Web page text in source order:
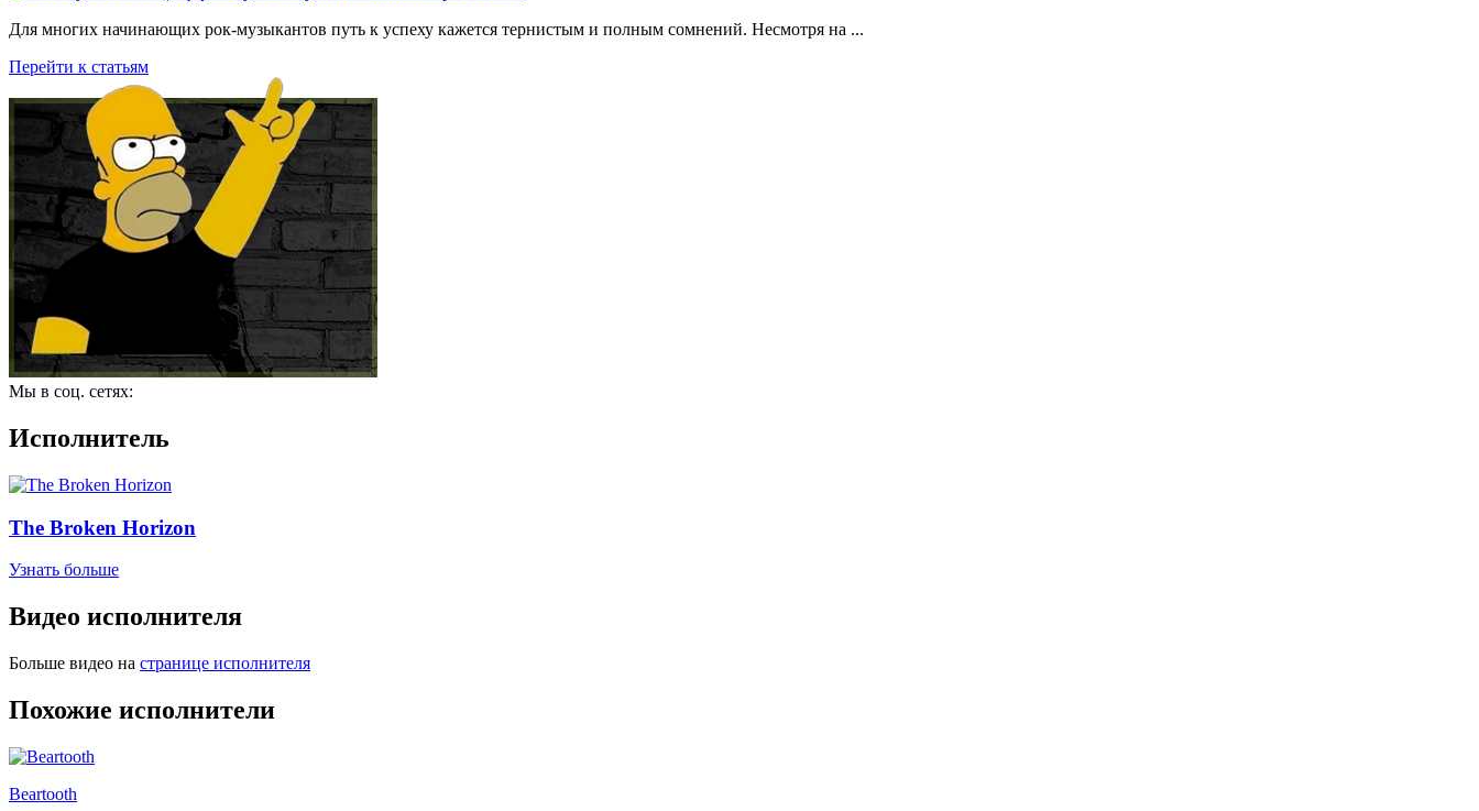
Для многих начинающих рок-музыкантов путь к успеху кажется тернистым и полным сомнений. Несмотря на ...
Перейти к статьям
Мы в соц. сетях:
Исполнитель
The Broken Horizon
Узнать больше
Видео исполнителя
Больше видео на странице исполнителя
Похожие исполнители
Beartooth